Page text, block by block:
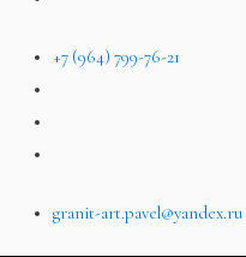
+7 (964) 799-76-21
granit-art.pavel@yandex.ru